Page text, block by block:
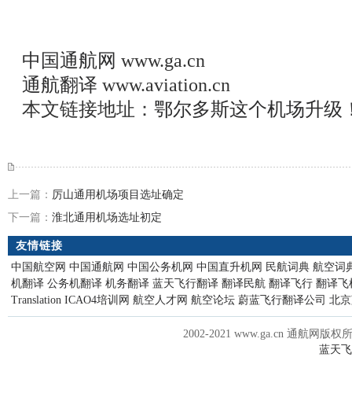
中国通航网 www.ga.cn
通航翻译 www.aviation.cn
本文链接地址： 鄂尔多斯这个机场升级
上一篇： 厉山通用机场项目选址确定
下一篇： 淮北通用机场选址初定
友情链接
中国航空网 中国通航网 中国公务机网 中国直升机网 民航词典 航空词
机翻译 公务机翻译 机务翻译 蓝天飞行翻译 翻译民航 翻译飞行 翻译飞
Translation ICAO4培训网 航空人才网 航空论坛 蔚蓝飞行翻译公司 北
2002-2021 www.ga.cn 通航网版权
蓝天